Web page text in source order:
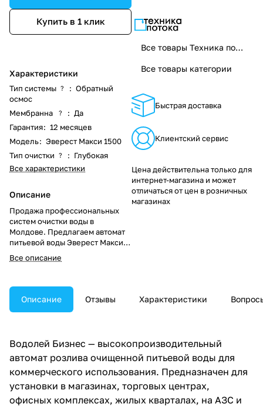
Купить в 1 клик
Характеристики
Тип системы ? : Обратный
осмос
Мембранна
? : Да
Гарантия: 12 месяцев
Модель: Эверест Макси 1500
Тип очистки
? : Глубокая
Все характеристики
Описание
Продажа профессиональных
систем очистки воды в
Молдове. Предлагаем автомат
питьевой воды Эверест Макси с
7-ступенчатой фильтрацией.
Производительность до 300 л/
процессов. Себестоимость
воды — всего 0,26 руб/л.
Доставка по ПМР и Молдове.
Все описание
Все товары Техника потока
Все товары категории
Быстрая доставка
Клиентский сервис
Цена действительна только для
интернет-магазина и может
отличаться от цен в розничных
магазинах
Описание Отзывы Характеристики
Водолей Бизнес — высокопроизводительный
автомат розлива очищенной питьевой воды для
коммерческого использования. Предназначен для
установки в магазинах, торговых центрах,
офисных комплексах, жилых кварталах, на АЗС и